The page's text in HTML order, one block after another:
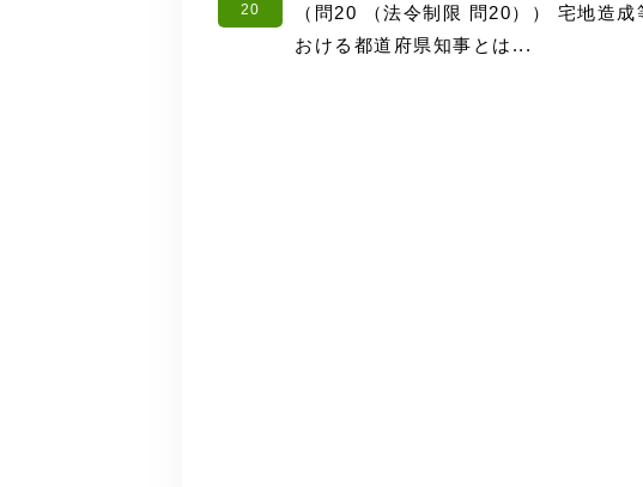
20
（問20 （法令制限 問20）） 宅地造
おける都道府県知事とは...